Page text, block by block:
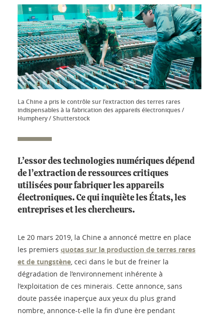
La Chine a pris le contrôle sur l'extraction des terres rares
indispensables à la fabrication des appareils électroniques /
Humphery / Shutterstock
L’essor des technologies numériques dépend
de l’extraction de ressources critiques
utilisées pour fabriquer les appareils
électroniques. Ce qui inquiète les États, les
entreprises et les chercheurs.
Le 20 mars 2019, la Chine a annoncé mettre en place
les premiers quotas sur la production de terres rares
et de tungstène, ceci dans le but de freiner la
dégradation de l’environnement inhérente à
l’exploitation de ces minerais. Cette annonce, sans
doute passée inaperçue aux yeux du plus grand
nombre, annonce-t-elle la fin d’une ère pendant